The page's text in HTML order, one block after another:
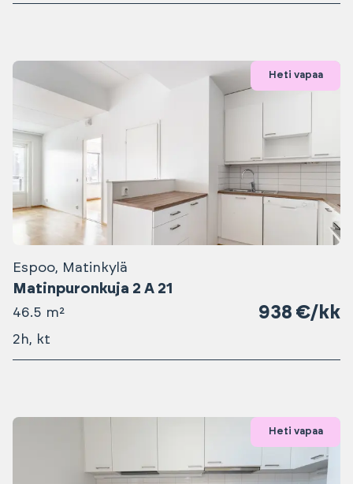
Heti vapaa
Espoo, Matinkylä
Matinpuronkuja 2 A 21
46.5 m² 938 €/kk
2h, kt
Heti vapaa